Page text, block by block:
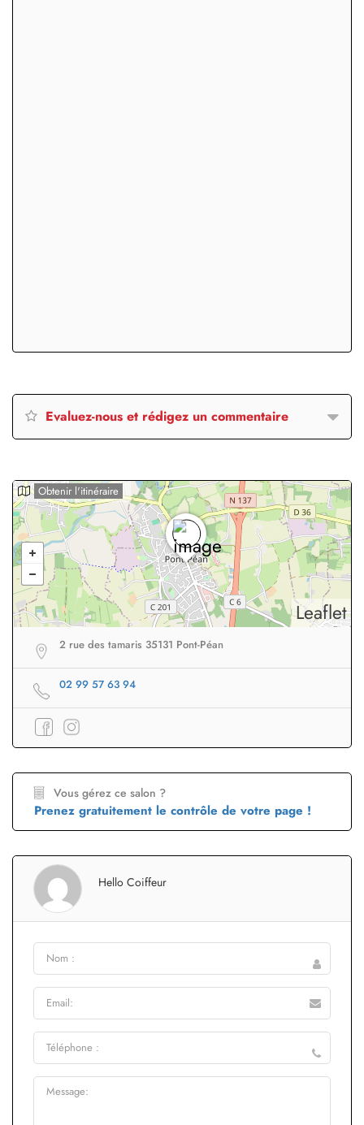
Evaluez-nous et rédigez un commentaire
Leaflet
Obtenir l'itinéraire
2 rue des tamaris 35131 Pont-Péan
02 99 57 63 94
Vous gérez ce salon ?
Prenez gratuitement le contrôle de votre page !
Hello Coiffeur